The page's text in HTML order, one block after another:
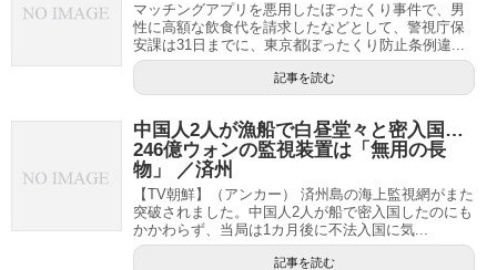
マッチングアプリを悪用したぼったくり事件で、男
性に高額な飲食代を請求したなどとして、警視庁保
安課は31日までに、東京都ぼったくり防止条例違...
記事を読む
中国人2人が漁船で白昼堂々と密入国…
246億ウォンの監視装置は「無用の長
物」 ／済州
【TV朝鮮】（アンカー） 済州島の海上監視網がまた
突破されました。中国人2人が船で密入国したのにも
かかわらず、当局は1カ月後に不法入国に気...
記事を読む